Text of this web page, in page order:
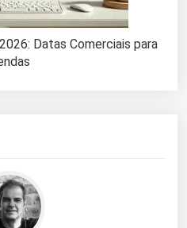
Datas Comerciais para